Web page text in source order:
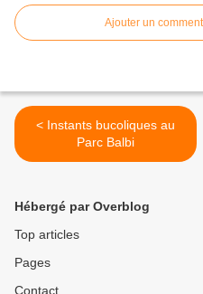
Ajouter un
< Instants bucoliques au
Parc Balbi
Hébergé par Overblog
Top articles
Pages
Contact